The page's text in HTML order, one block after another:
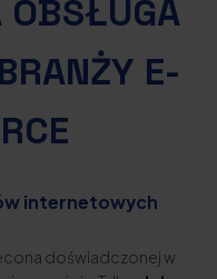
OBSŁUGA
E-
internetowych
doświadczonej w